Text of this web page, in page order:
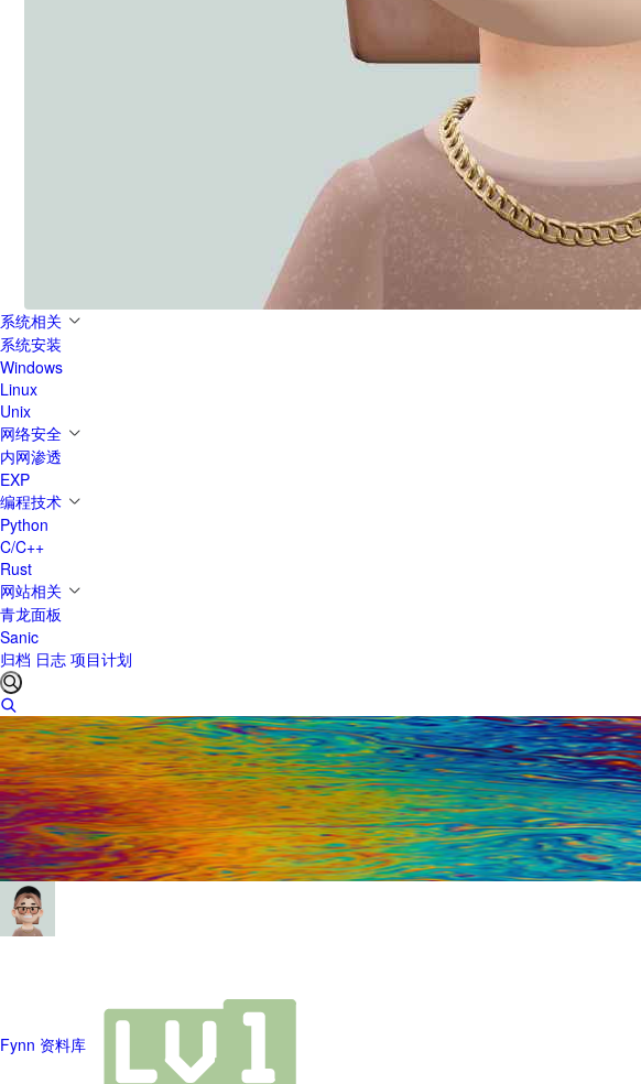
系统相关
系统安装
Windows
Linux
Unix
网络安全
内网渗透
EXP
编程技术
Python
C/C++
Rust
网站相关
青龙面板
Sanic
归档 日志 项目计划
Fynn 资料库